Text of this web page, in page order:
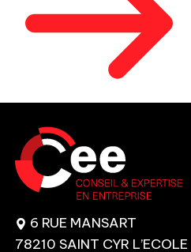
6 RUE MANSART
78210 SAINT CYR L’ECOLE